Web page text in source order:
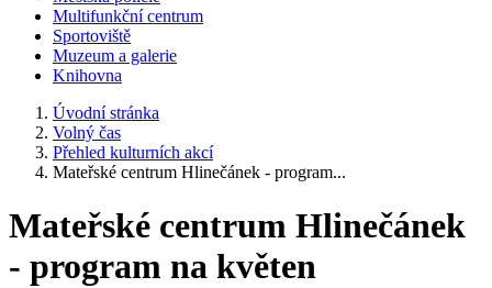
Multifunkční centrum
Sportoviště
Muzeum a galerie
Knihovna
Úvodní stránka
Volný čas
Přehled kulturních akcí
Mateřské centrum Hlinečánek - program...
Mateřské centrum Hlinečánek
- program na květen